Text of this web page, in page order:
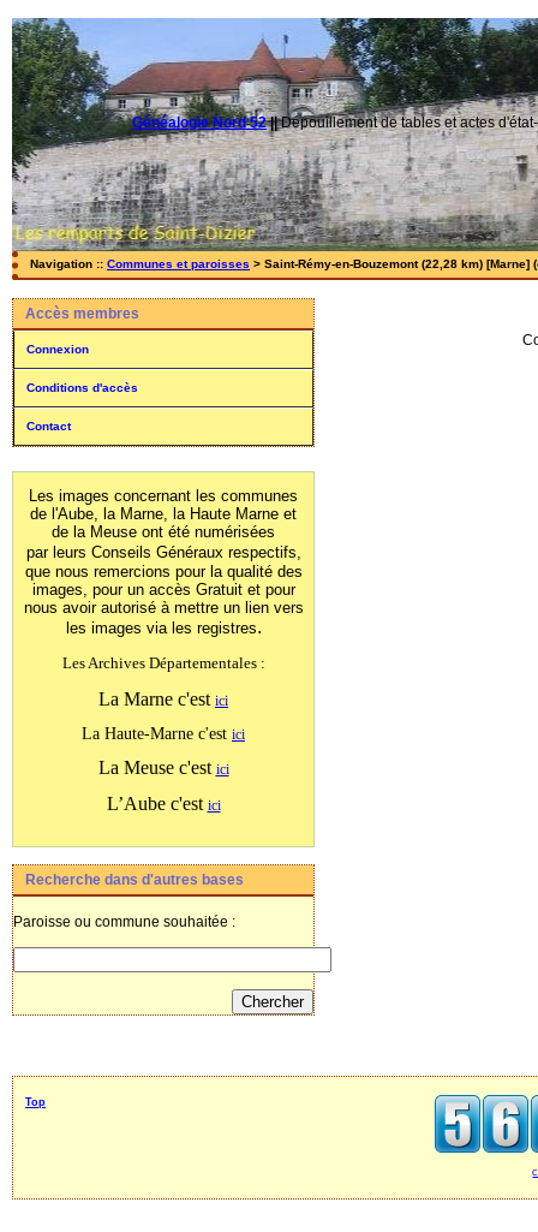
Généalogie Nord 52||Dépouillement de tables et actes
Navigation :: Communes et paroisses > Saint-Rémy-en-Bouzemont (22,28 km) [Marne]
Accès membres
Connexion
Conditions d'accès
Contact
Les images concernant les communes
de l'Aube, la Marne, la Haute Marne et
de la Meuse ont été numérisées
par leurs Conseils Généraux respectifs,
que nous remercions pour la qualité des
images, pour un accès Gratuit et pour
nous avoir autorisé à mettre un lien vers
les images via les registres.
Les Archives Départementales :
La Marne c'est ici
La Haute-Marne c'est ici
La Meuse c'est ici
L’Aube c'est ici
Recherche dans d'autres bases
Paroisse ou commune souhaitée :
Top